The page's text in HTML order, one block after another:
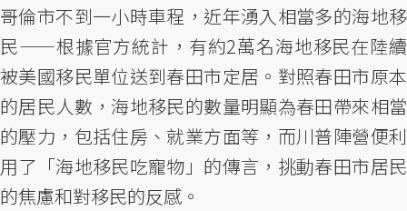
哥倫市不到一小時車程，近年湧入相當多的海地移
民——根據官方統計，有約2萬名海地移民在陸續
被美國移民單位送到春田市定居。對照春田市原本
的居民人數，海地移民的數量明顯為春田帶來相當
的壓力，包括住房、就業方面等，而川普陣營便利
用了「海地移民吃寵物」的傳言，挑動春田市居民
的焦慮和對移民的反感。